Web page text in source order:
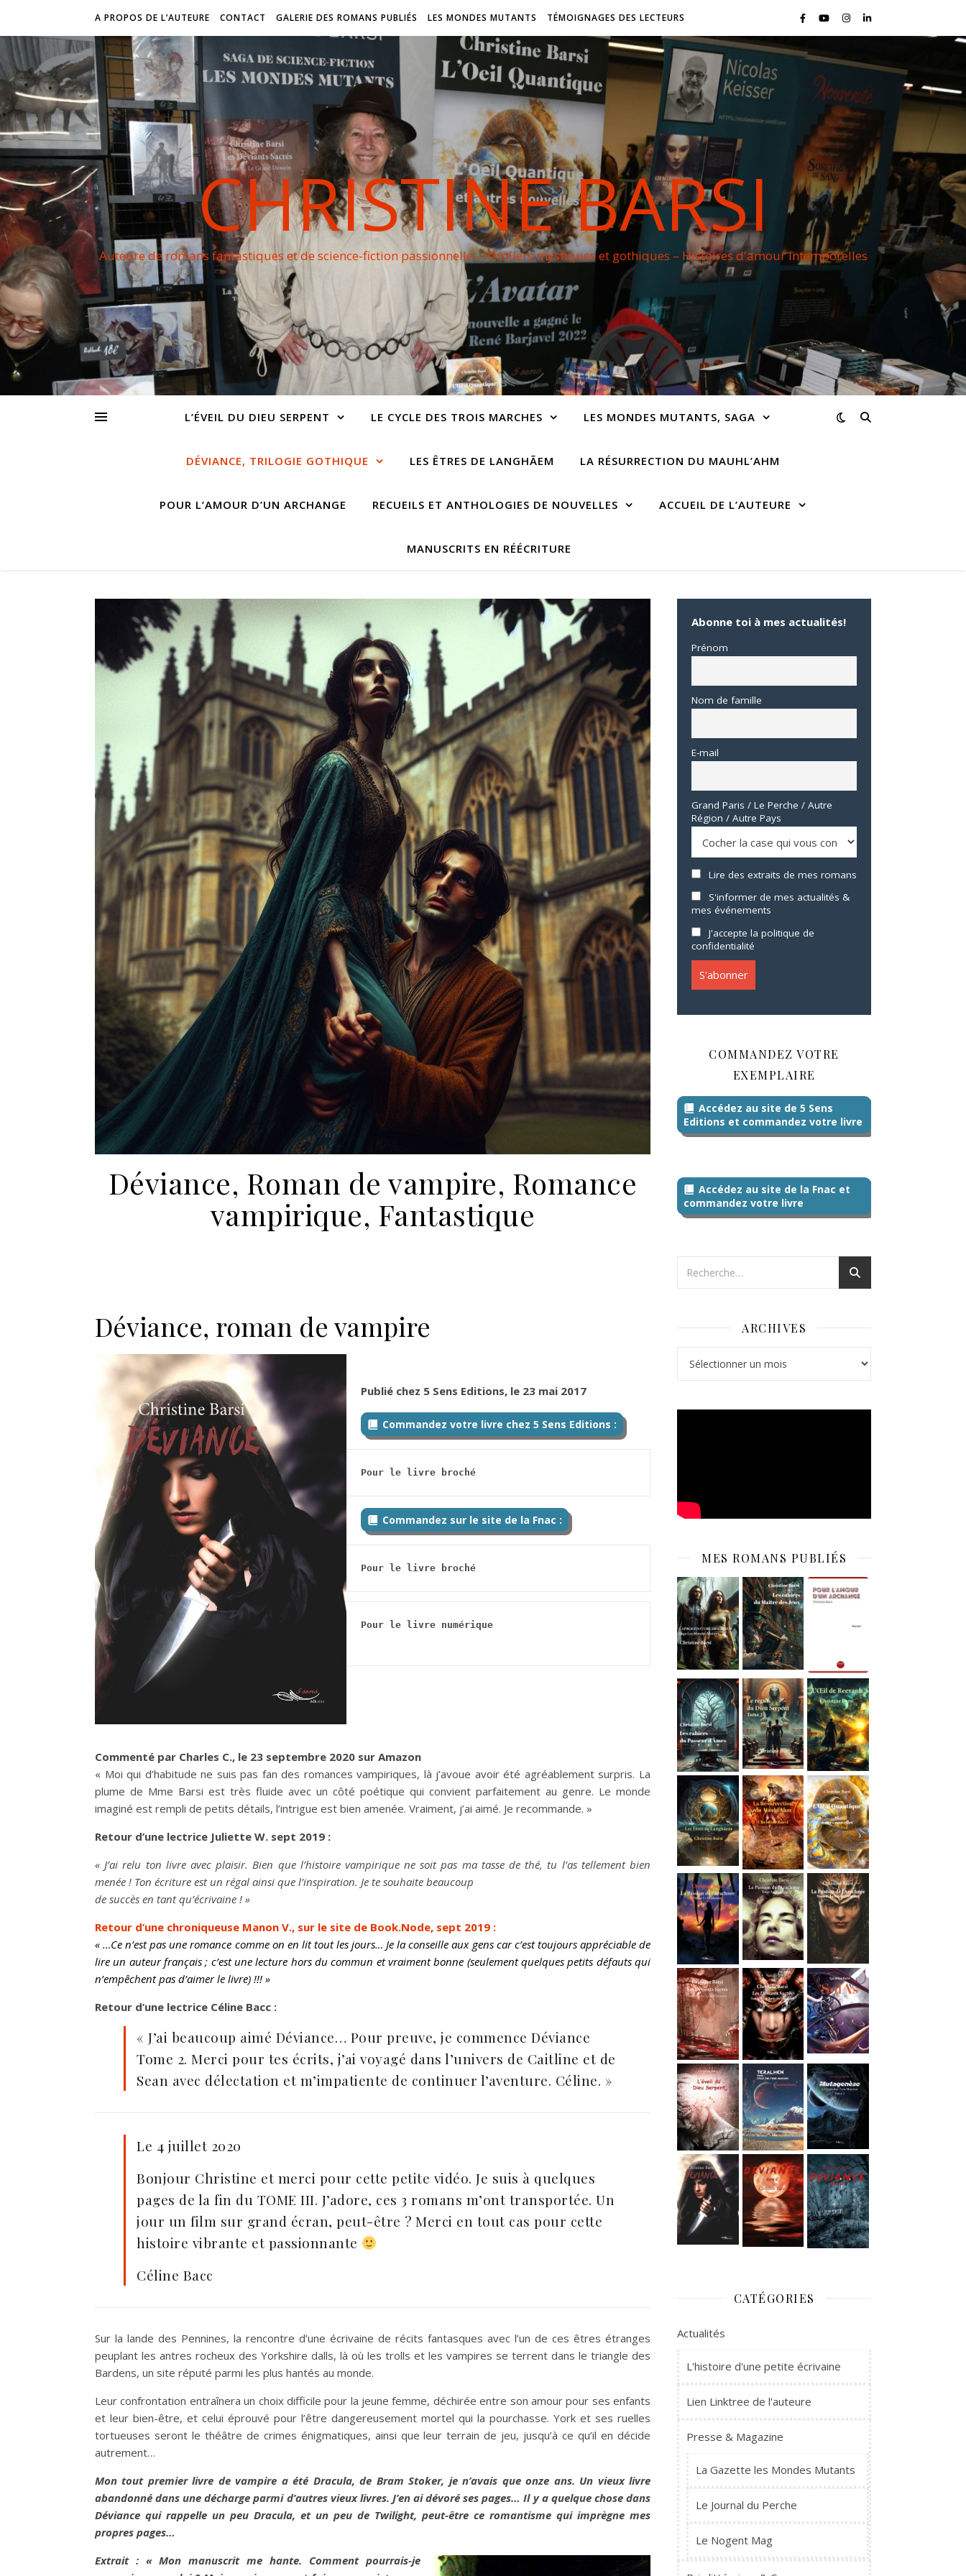
A PROPOS DE L’AUTEURE CONTACT GALERIE DES ROMANS PUBLIÉS LES MONDES MUTANTS TÉMOIGNAGES DES LECTEURS
CHRISTINE BARSI
Auteure de romans fantastiques et de science-fiction passionnelle – Thrillers mystiques et gothiques – Histoires d'amour intemporelles
L’ÉVEIL DU DIEU SERPENT LE CYCLE DES TROIS MARCHES LES MONDES MUTANTS, SAGA
DÉVIANCE, TRILOGIE GOTHIQUE LES ÊTRES DE LANGHÃEM LA RÉSURRECTION DU MAUHL’AHM
POUR L’AMOUR D’UN ARCHANGE RECUEILS ET ANTHOLOGIES DE NOUVELLES ACCUEIL DE L’AUTEURE
MANUSCRITS EN RÉÉCRITURE
Déviance, Roman de vampire, Romance
vampirique, Fantastique
Déviance, roman de vampire
Publié chez 5 Sens Editions, le 23 mai 2017
Commandez votre livre chez 5 Sens Editions :
Pour le livre broché
Commandez sur le site de la Fnac :
Pour le livre broché
Pour le livre numérique
Commenté par Charles C., le 23 septembre 2020 sur Amazon
« Moi qui d’habitude ne suis pas fan des romances vampiriques, là j’avoue avoir été agréablement surpris. La
plume de Mme Barsi est très fluide avec un côté poétique qui convient parfaitement au genre. Le monde
imaginé est rempli de petits détails, l’intrigue est bien amenée. Vraiment, j’ai aimé. Je recommande. »
Retour d’une lectrice Juliette W. sept 2019 :
« J’ai relu ton livre avec plaisir. Bien que l’histoire vampiriquene soit pas ma tasse de thé, tu l’as tellement bien
menée ! Ton écriture est un régal ainsi que l’inspiration. Je te souhaite beaucoup
de succès en tant qu’écrivaine ! »
Retour d’une chroniqueuse Manon V., sur le site de Book.Node, sept 2019 :
« …Ce n’est pas une romance comme on en lit tout les jours… Je la conseille aux gens car c’est toujours appréciable de
lire un auteur français ; c’est une lecture hors du commun et vraiment bonne (seulement quelques petits défauts qui
n’empêchent pas d’aimer le livre) !!! »
Retour d’une lectrice Céline Bacc :
« J’ai beaucoup aimé Déviance… Pour preuve, je commence Déviance
Tome 2. Merci pour tes écrits, j’ai voyagé dans l’univers de Caitline et de
Sean avec délectation et m’impatiente de continuer l’aventure. Céline. »
Le 4 juillet 2020
Bonjour Christine et merci pour cette petite vidéo. Je suis à quelques
pages de la fin du TOME III. J’adore, ces 3 romans m’ont transportée. Un
jour un film sur grand écran, peut-être ? Merci en tout cas pour cette
histoire vibrante et passionnante
Céline Bacc
Sur la lande des Pennines, la rencontre d’une écrivaine de récits fantasques avec l’un de ces êtres étranges
peuplant les antres rocheux des Yorkshire dalls, là où les trolls et les vampires se terrent dans le triangle des
Bardens, un site réputé parmi les plus hantés au monde.
Leur confrontation entraînera un choix difficile pour la jeune femme, déchirée entre son amour pour ses enfants
et leur bien-être, et celui éprouvé pour l’être dangereusement mortel qui la pourchasse. York et ses ruelles
tortueuses seront le théâtre de crimes énigmatiques, ainsi que leur terrain de jeu, jusqu’à ce qu’il en décide
autrement…
Mon tout premier livre de vampire a été Dracula, de Bram Stoker, je n’avais que onze ans. Un vieux livre
abandonné dans une décharge parmi d’autres vieux livres. J’en ai dévoré ses pages… Il y a quelque chose dans
Déviance qui rappelle un peu Dracula, et un peu de Twilight, peut-être ce romantisme qui imprègne mes
propres pages…
Extrait : « Mon manuscrit me hante. Comment pourrais-je
Abonne toi à mes actualités!
Prénom
Nom de famille
E-mail
Grand Paris / Le Perche / Autre
Région / Autre Pays
Lire des extraits de mes romans
S'informer de mes actualités &
mes événements
J'accepte la politique de
confidentialité
COMMANDEZ VOTRE
EXEMPLAIRE
Accédez au site de 5 Sens
Editions et commandez votre livre
Accédez au site de la Fnac et
commandez votre livre
ARCHIVES
MES ROMANS PUBLIÉS
CATÉGORIES
Actualités
L'histoire d'une petite écrivaine
Lien Linktree de l'auteure
Presse & Magazine
La Gazette les Mondes Mutants
Le Journal du Perche
Le Nogent Mag